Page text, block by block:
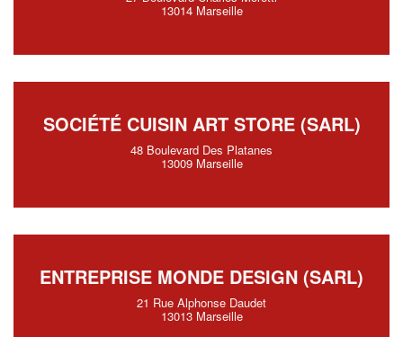
13014 Marseille
SOCIÉTÉ CUISIN ART STORE (SARL)
48 Boulevard Des Platanes
13009 Marseille
ENTREPRISE MONDE DESIGN (SARL)
21 Rue Alphonse Daudet
13013 Marseille